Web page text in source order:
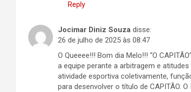
Reply
Jocimar Diniz Souza disse:
26 de julho de 2025 às 08:47
O Queeee!!! Bom dia Melo!!! “O
a equipe perante a arbitragem e
atividade esportiva coletivamente,
para desenvolver o título de CAPITÃO.